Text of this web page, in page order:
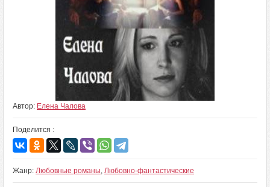
Автор: Елена Чалова
Поделится :
Жанр: Любовные романы, Любовно-фантастические